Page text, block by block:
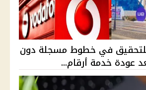
للتحقيق في خطوط مسجلة دون
عودة خدمة أرقام...